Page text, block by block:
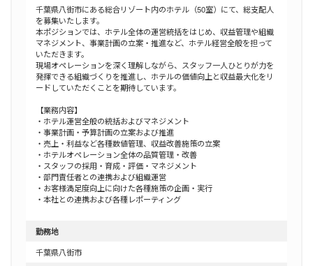
千葉県八街市にある総合リゾート内のホテル（50室）にて、総支配人
を募集いたします。
本ポジションでは、ホテル全体の運営統括をはじめ、収益管理や組織
マネジメント、事業計画の立案・推進など、ホテル経営全般を担って
いただきます。
現場オペレーションを深く理解しながら、スタッフ一人ひとりが力を
発揮できる組織づくりを推進し、ホテルの価値向上と収益最大化をリ
ードしていただくことを期待しています。
【業務内容】
・ホテル運営全般の統括およびマネジメント
・事業計画・予算計画の立案および推進
・売上・利益など各種数値管理、収益改善施策の立案
・ホテルオペレーション全体の品質管理・改善
・スタッフの採用・育成・評価・マネジメント
・部門責任者との連携および組織運営
・お客様満足度向上に向けた各種施策の企画・実行
・本社との連携および各種レポーティング
勤務地
千葉県八街市